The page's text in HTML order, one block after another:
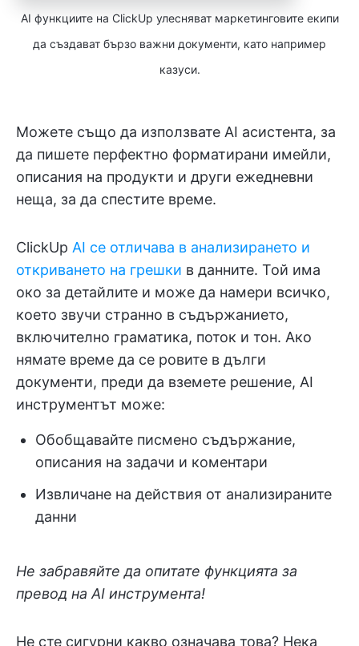
AI функциите на ClickUp улесняват маркетинговите екипи
да създават бързо важни документи, като например
казуси.
Можете също да използвате AI асистента, за
да пишете перфектно форматирани имейли,
описания на продукти и други ежедневни
неща, за да спестите време.
ClickUp AI се отличава в анализирането и
откриването на грешки в данните. Той има
око за детайлите и може да намери всичко,
което звучи странно в съдържанието,
включително граматика, поток и тон. Ако
нямате време да се ровите в дълги
документи, преди да вземете решение, AI
инструментът може:
Обобщавайте писмено съдържание,
описания на задачи и коментари
Извличане на действия от анализираните
данни
Не забравяйте да опитате функцията за
превод на AI инструмента!
Не сте сигурни какво означава това? Нека